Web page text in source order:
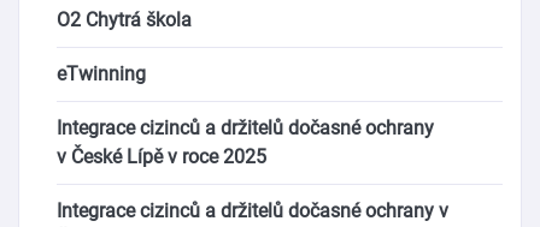
O2 Chytrá škola
eTwinning
Integrace cizinců a držitelů dočasné ochrany
v České Lípě v roce 2025
Integrace cizinců a držitelů dočasné ochrany v